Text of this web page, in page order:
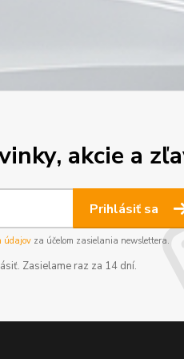
akcie a
Prihlásiť sa
údajovza účelom zasielania newslettera.
Zasielame raz za 14 dní.